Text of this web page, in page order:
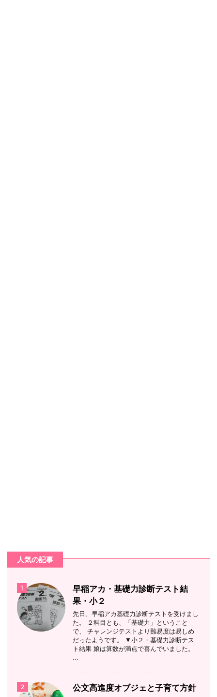
人気の記事
1
早稲アカ・基礎力診断テスト結
果・小２
先日、早稲アカ基礎力診断テストを受けまし
た。 ２科目とも、「基礎力」ということ
で、 チャレンジテストより難易度は易しめ
だったようです。 ▼小２・基礎力診断テス
ト結果 娘は算数が満点で喜んでいました。
...
2 公文高進度オブジェと子育て方針